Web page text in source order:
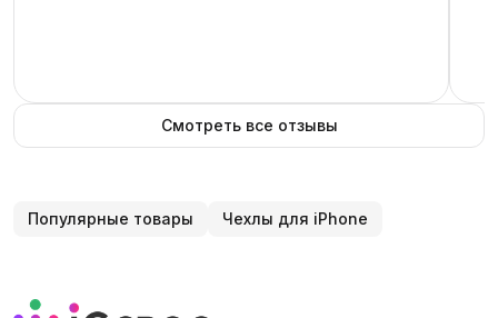
Смотреть все отзывы
Популярные товары Чехлы для iPhone